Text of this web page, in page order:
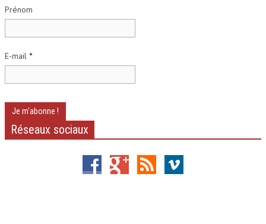
Prénom
E-mail *
Réseaux sociaux